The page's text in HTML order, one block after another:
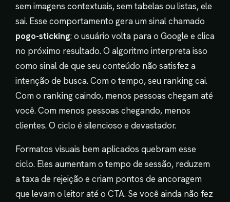
sem imagens contextuais, sem tabelas ou listas, ele
sai. Esse comportamento gera um sinal chamado
pogo-sticking: o usuário volta para o Google e clica
no próximo resultado. O algoritmo interpreta isso
como sinal de que seu conteúdo não satisfez a
intenção de busca. Com o tempo, seu ranking cai.
Com o ranking caindo, menos pessoas chegam até
você. Com menos pessoas chegando, menos
clientes. O ciclo é silencioso e devastador.
Formatos visuais bem aplicados quebram esse
ciclo. Eles aumentam o tempo de sessão, reduzem
a taxa de rejeição e criam pontos de ancoragem
que levam o leitor até o CTA. Se você ainda não fez